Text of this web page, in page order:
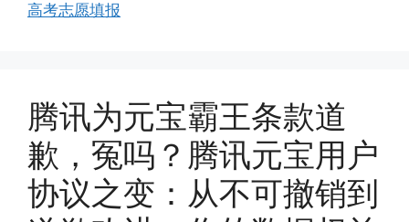
高考志愿填报
腾讯为元宝霸王条款道
歉，冤吗？腾讯元宝用户
协议之变：从不可撤销到